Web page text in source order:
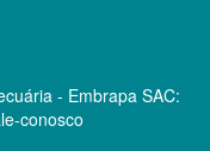
- Embrapa SAC:
conosco